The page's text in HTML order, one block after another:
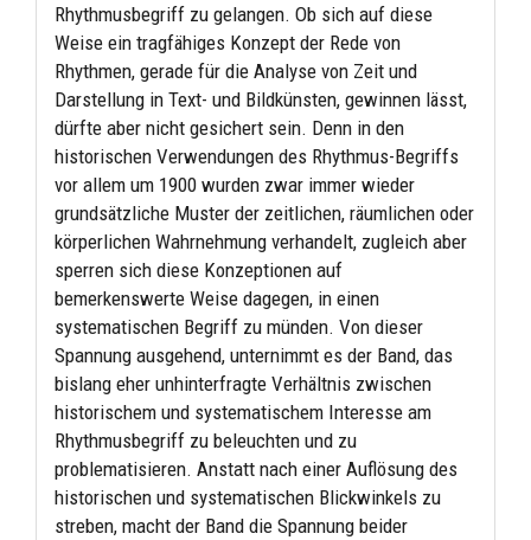
Rhythmusbegriff zu gelangen. Ob sich auf diese
Weise ein tragfähiges Konzept der Rede von
Rhythmen, gerade für die Analyse von Zeit und
Darstellung in Text- und Bildkünsten, gewinnen lässt,
dürfte aber nicht gesichert sein. Denn in den
historischen Verwendungen des Rhythmus-Begriffs
vor allem um 1900 wurden zwar immer wieder
grundsätzliche Muster der zeitlichen, räumlichen oder
körperlichen Wahrnehmung verhandelt, zugleich aber
sperren sich diese Konzeptionen auf
bemerkenswerte Weise dagegen, in einen
systematischen Begriff zu münden. Von dieser
Spannung ausgehend, unternimmt es der Band, das
bislang eher unhinterfragte Verhältnis zwischen
historischem und systematischem Interesse am
Rhythmusbegriff zu beleuchten und zu
problematisieren. Anstatt nach einer Auflösung des
historischen und systematischen Blickwinkels zu
streben, macht der Band die Spannung beider